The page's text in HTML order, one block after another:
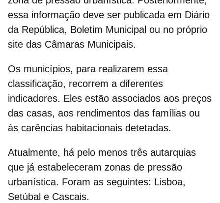
essa informação deve ser publicada em Diário
da República, Boletim Municipal ou no próprio
site das Câmaras Municipais.
Os municípios, para realizarem essa
classificação, recorrem a diferentes
indicadores. Eles estão associados aos preços
das casas, aos rendimentos das famílias ou
às carências habitacionais detetadas.
Atualmente, há pelo menos três autarquias
que já estabeleceram zonas de pressão
urbanística. Foram as seguintes: Lisboa,
Setúbal e Cascais.